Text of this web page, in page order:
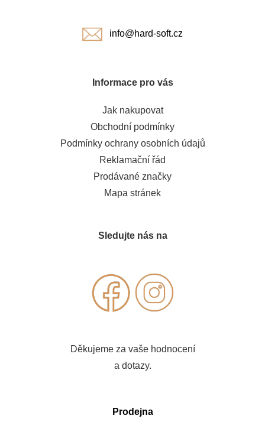
info@hard-soft.cz
Informace pro vás
Jak nakupovat
Obchodní podmínky
Podmínky ochrany osobních údajů
Reklamační řád
Prodávané značky
Mapa stránek
Sledujte nás na
Děkujeme za vaše hodnocení
a dotazy.
Prodejna